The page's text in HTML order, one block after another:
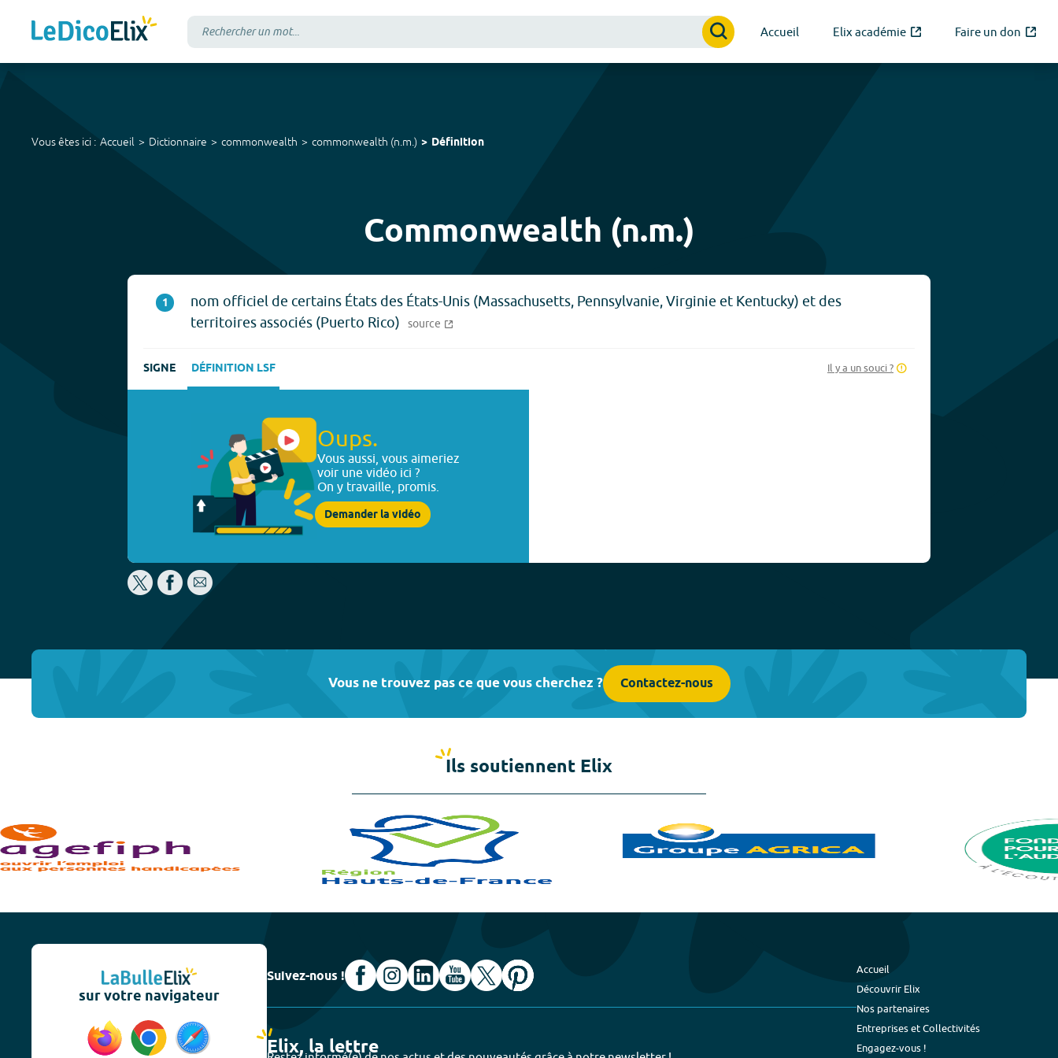
Accueil Elix académie Faire un don
Vous êtes ici : Accueil Dictionnaire commonwealth commonwealth (n.m. ) Définition
Commonwealth (n.m.)
1
nom officiel de certains États des États-Unis (Massachusetts, Pennsylvanie, Virginie et Kentucky) et des
territoires associés (Puerto Rico)
source
SIGNE DÉFINITION LSF Il y a un souci ?
Oups.
Vous aussi, vous aimeriez
voir une vidéo ici ?
On y travaille, promis.
Demander la vidéo
Vous ne trouvez pas ce que vous cherchez ? Contactez-nous
Ils soutiennent Elix
sur votre navigateur
Suivez-nous !
Elix, la lettre
Accueil
Découvrir Elix
Nos partenaires
Entreprises et Collectivités
Engagez-vous !